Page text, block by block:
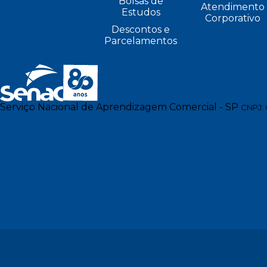
Estudos
Descontos e
Parcelamentos
Atendimento
Corporativo
Serviço Nacional de Aprendizagem Comercial - SP